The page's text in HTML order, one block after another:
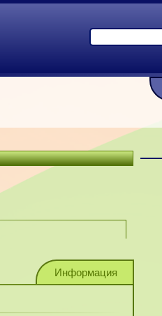
Информация